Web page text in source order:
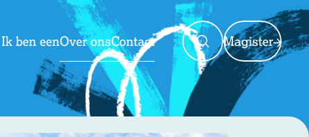
Ik ben eenOver onsContact Magister